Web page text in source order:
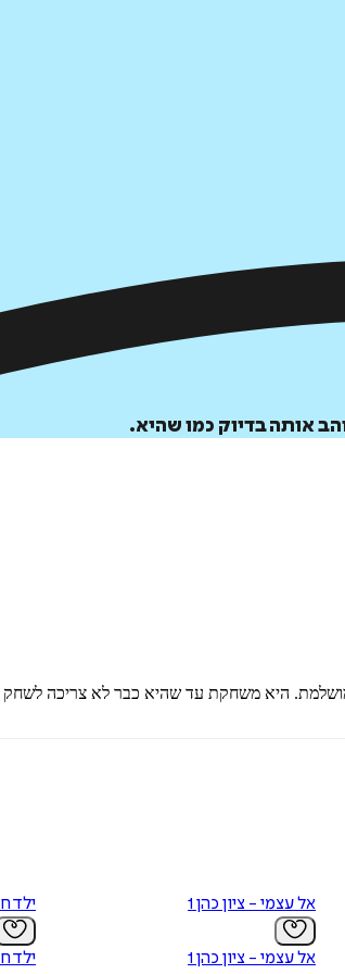
אותה בדיוק כמו שהיא.
היא משחקת עד שהיא כבר לא צריכה
אל עצמי - ציון כהן 1
אל עצמי - ציון כהן 1
ילד
ילד